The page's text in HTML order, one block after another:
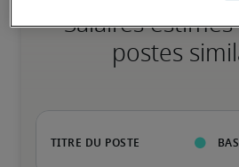
Salaires
postes